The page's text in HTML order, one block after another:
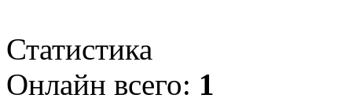
Статистика
Онлайн всего: 1